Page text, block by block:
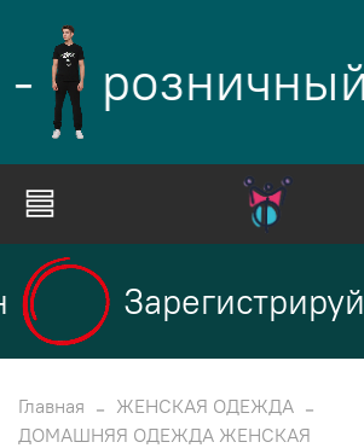
розничный
Главная
ЖЕНСКАЯ ОДЕЖДА
ДОМАШНЯЯ ОДЕЖДА ЖЕНСКАЯ